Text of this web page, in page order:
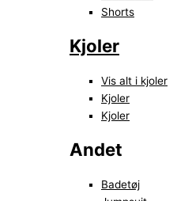
Shorts
Kjoler
Vis alt i kjoler
Kjoler
Kjoler
Andet
Badetøj